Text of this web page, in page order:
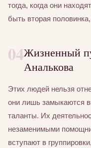
тогда, когда они
быть вторая
04Жизненный
Аналькова
Этих людей нельзя
они лишь замыкаются
таланты. Их
незаменимыми
вступают в